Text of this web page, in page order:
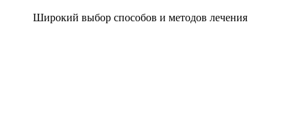
Широкий выбор способов и методов лечения